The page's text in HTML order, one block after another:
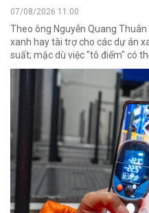
07/08/2026 11:00
Theo ông Nguyễn Quang
xanh hay tài trợ cho các dự án
suất; mặc dù việc "tô điểm" có